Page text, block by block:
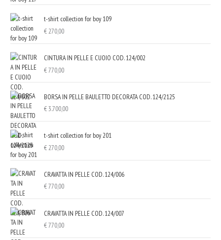
t-shirt collection for boy 109
€270,00
CINTURA IN PELLE E CUOIO COD. 124/002
€770,00
BORSA IN PELLE BAULETTO DECORATA COD. 124/2125
€3.700,00
t-shirt collection for boy 201
€270,00
CRAVATTA IN PELLE COD. 124/006
€770,00
CRAVATTA IN PELLE COD. 124/007
€770,00